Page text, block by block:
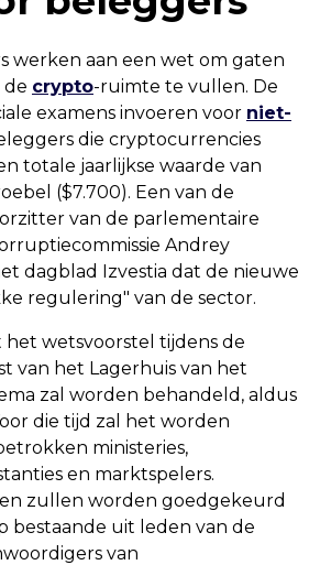
werken aan een wet om gaten
de crypto-ruimte te vullen. De
examens invoeren voor niet-
die cryptocurrencies
totale jaarlijkse waarde van
($7.700). Een van de
van de parlementaire
Andrey
dagblad Izvestia dat de nieuwe
regulering" van de sector.
wetsvoorstel tijdens de
van het Lagerhuis van het
zal worden behandeld, aldus
die tijd zal het worden
ministeries,
en marktspelers.
zullen worden goedgekeurd
bestaande uit leden van de
van